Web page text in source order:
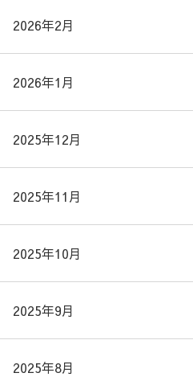
2026年2月
2026年1月
2025年12月
2025年11月
2025年10月
2025年9月
2025年8月